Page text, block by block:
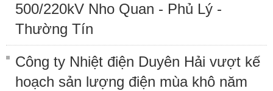
500/220kV Nho Quan - Phủ Lý -
Thường Tín
Công ty Nhiệt điện Duyên Hải vượt kế
hoạch sản lượng điện mùa khô năm